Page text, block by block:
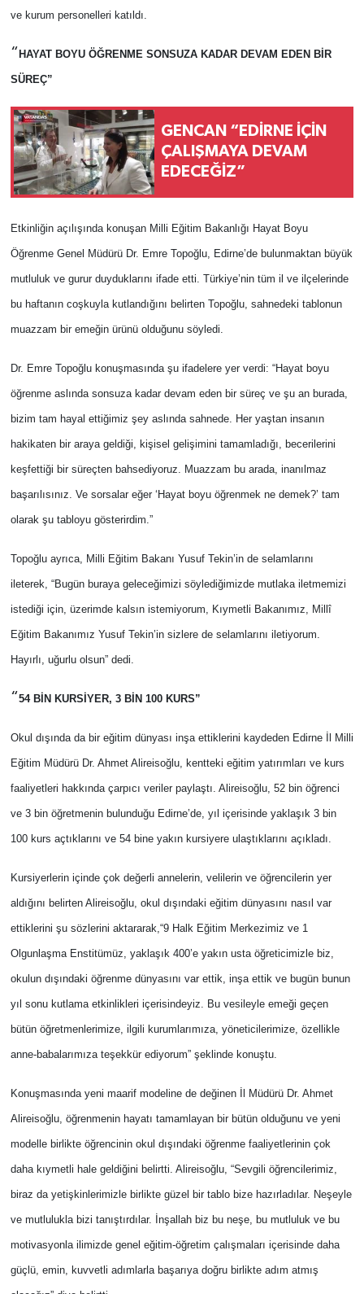
ve kurum personelleri katıldı.
“ HAYAT BOYU ÖĞRENME SONSUZA KADAR DEVAM EDEN BİR
SÜREÇ”
GENCAN “EDİRNE İÇİN
ÇALIŞMAYA DEVAM
EDECEĞİZ”
Etkinliğin açılışında konuşan Milli Eğitim Bakanlığı Hayat Boyu
Öğrenme Genel Müdürü Dr. Emre Topoğlu, Edirne’de bulunmaktan büyük
mutluluk ve gurur duyduklarını ifade etti. Türkiye’nin tüm il ve ilçelerinde
bu haftanın coşkuyla kutlandığını belirten Topoğlu, sahnedeki tablonun
muazzam bir emeğin ürünü olduğunu söyledi.
Dr. Emre Topoğlu konuşmasında şu ifadelere yer verdi: “Hayat boyu
öğrenme aslında sonsuza kadar devam eden bir süreç ve şu an burada,
bizim tam hayal ettiğimiz şey aslında sahnede. Her yaştan insanın
hakikaten bir araya geldiği, kişisel gelişimini tamamladığı, becerilerini
keşfettiği bir süreçten bahsediyoruz. Muazzam bu arada, inanılmaz
başarılısınız. Ve sorsalar eğer ‘Hayat boyu öğrenmek ne demek?’ tam
olarak şu tabloyu gösterirdim.”
Topoğlu ayrıca, Milli Eğitim Bakanı Yusuf Tekin’in de selamlarını
ileterek, “Bugün buraya geleceğimizi söylediğimizde mutlaka iletmemizi
istediği için, üzerimde kalsın istemiyorum, Kıymetli Bakanımız, Millî
Eğitim Bakanımız Yusuf Tekin’in sizlere de selamlarını iletiyorum.
Hayırlı, uğurlu olsun” dedi.
“54 BİN KURSİYER, 3 BİN 100 KURS”
Okul dışında da bir eğitim dünyası inşa ettiklerini kaydeden Edirne İl Milli
Eğitim Müdürü Dr. Ahmet Alireisoğlu, kentteki eğitim yatırımları ve kurs
faaliyetleri hakkında çarpıcı veriler paylaştı. Alireisoğlu, 52 bin öğrenci
ve 3 bin öğretmenin bulunduğu Edirne’de, yıl içerisinde yaklaşık 3 bin
100 kurs açtıklarını ve 54 bine yakın kursiyere ulaştıklarını açıkladı.
Kursiyerlerin içinde çok değerli annelerin, velilerin ve öğrencilerin yer
aldığını belirten Alireisoğlu, okul dışındaki eğitim dünyasını nasıl var
ettiklerini şu sözlerini aktararak,“9 Halk Eğitim Merkezimiz ve 1
Olgunlaşma Enstitümüz, yaklaşık 400’e yakın usta öğreticimizle biz,
okulun dışındaki öğrenme dünyasını var ettik, inşa ettik ve bugün bunun
yıl sonu kutlama etkinlikleri içerisindeyiz. Bu vesileyle emeği geçen
bütün öğretmenlerimize, ilgili kurumlarımıza, yöneticilerimize, özellikle
anne-babalarımıza teşekkür ediyorum” şeklinde konuştu.
Konuşmasında yeni maarif modeline de değinen İl Müdürü Dr. Ahmet
Alireisoğlu, öğrenmenin hayatı tamamlayan bir bütün olduğunu ve yeni
modelle birlikte öğrencinin okul dışındaki öğrenme faaliyetlerinin çok
daha kıymetli hale geldiğini belirtti. Alireisoğlu, “Sevgili öğrencilerimiz,
biraz da yetişkinlerimizle birlikte güzel bir tablo bize hazırladılar. Neşeyle
ve mutlulukla bizi tanıştırdılar. İnşallah biz bu neşe, bu mutluluk ve bu
motivasyonla ilimizde genel eğitim-öğretim çalışmaları içerisinde daha
güçlü, emin, kuvvetli adımlarla başarıya doğru birlikte adım atmış